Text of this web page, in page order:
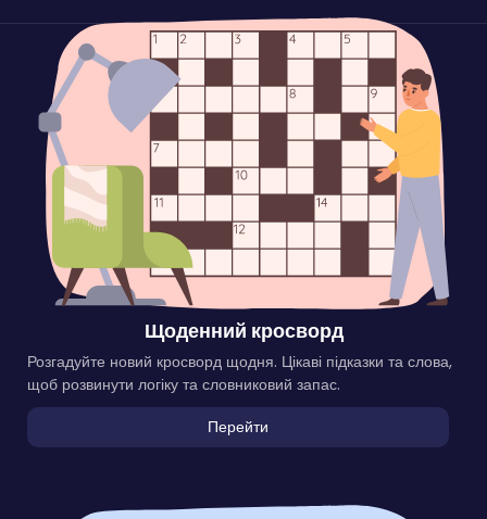
Щоденний кросворд
Розгадуйте новий кросворд щодня. Цікаві підказки та слова,
щоб розвинути логіку та словниковий запас.
Перейти